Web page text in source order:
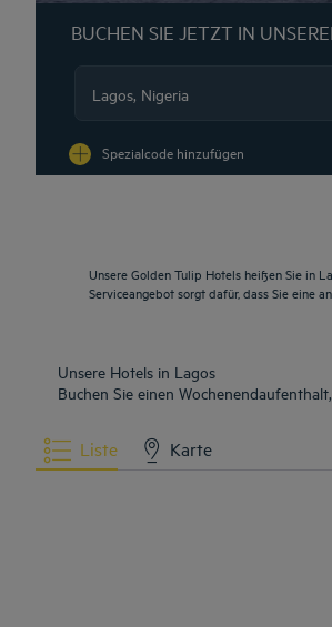
BUCHEN SIE JETZT IN
Spezialcode hinzufügen
Unsere Golden Tulip Hotels heißen Sie in
Serviceangebot sorgt dafür, dass Sie eine
Unsere Hotels in Lagos
Buchen Sie einen
Liste Karte